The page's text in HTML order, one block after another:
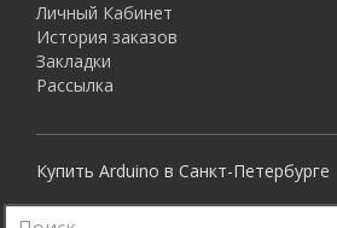
Личный Кабинет
История заказов
Закладки
Рассылка
Купить Arduino в Санкт-Петербурге
Все права защищены.